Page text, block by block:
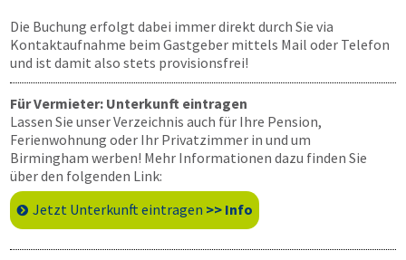
Die Buchung erfolgt dabei immer direkt durch Sie via
Kontaktaufnahme beim Gastgeber mittels Mail oder Telefon
und ist damit also stets provisionsfrei!
Für Vermieter: Unterkunft eintragen
Lassen Sie unser Verzeichnis auch für Ihre Pension,
Ferienwohnung oder Ihr Privatzimmer in und um
Birmingham werben! Mehr Informationen dazu finden Sie
über den folgenden Link:
Jetzt Unterkunft eintragen >> Info